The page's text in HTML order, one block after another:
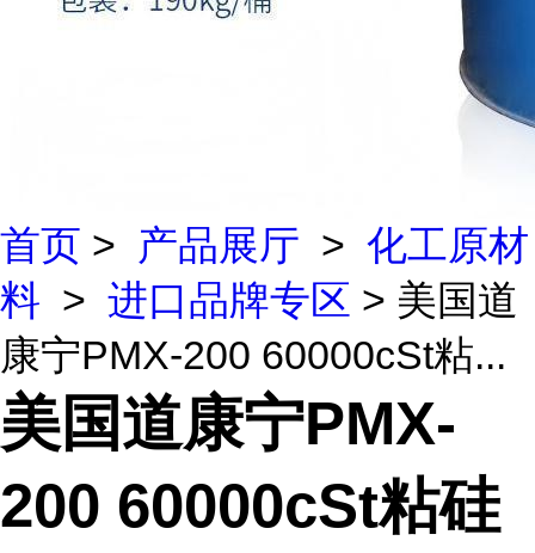
首页 > 产品展厅 > 化工原材
料 > 进口品牌专区 > 美国道
康宁PMX-200 60000cSt粘...
美国道康宁PMX-
200 60000cSt粘硅